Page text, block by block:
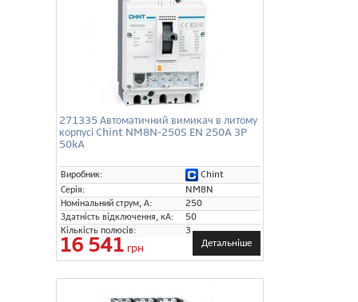
271335 Автоматичний вимикач в литому
корпусі Chint NM8N-250S EN 250A 3P
50kA
Виробник:
Chint
Серія:
NM8N
Номінальний струм, А:
250
Здатність відключення, кА:
50
Кількість полюсів:
3
16 541 грн Детальніше